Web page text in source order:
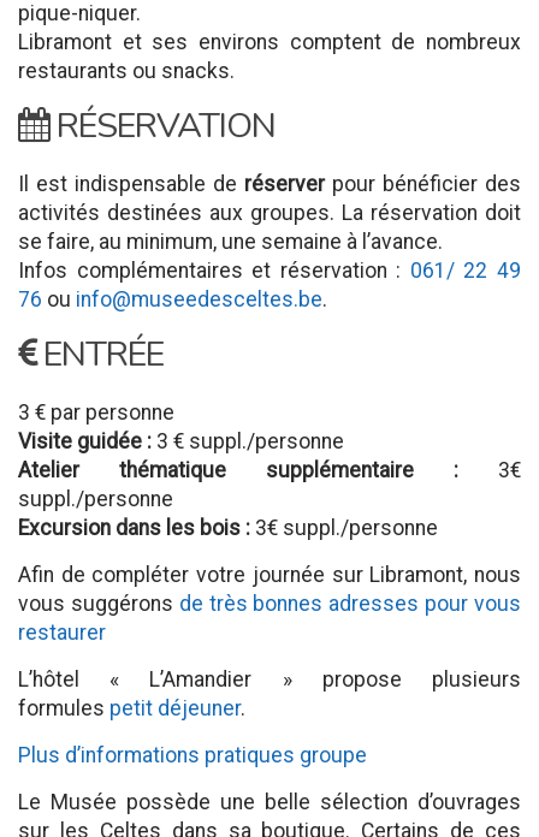
pique-niquer.
Libramont et ses environs comptent de nombreux
restaurants ou snacks.
RÉSERVATION
Il est indispensable de réserverpour bénéficier des
activités destinées aux groupes. La réservation doit
se faire, au minimum, une semaine à l’avance.
Infos complémentaires et réservation : 061/ 22 49
76 ou info@museedesceltes.be.
ENTRÉE
3 € par personne
Visite guidée : 3 € suppl./personne
Atelier thématique supplémentaire : 3€
suppl./personne
Excursion dans les bois : 3€ suppl./personne
Afin de compléter votre journée sur Libramont, nous
vous suggérons de très bonnes adresses pour vous
restaurer
L’hôtel « L’Amandier » propose plusieurs
formules petit déjeuner.
Plus d’informations pratiques groupe
Le Musée possède une belle sélection d’ouvrages
sur les Celtes dans sa boutique. Certains de ces